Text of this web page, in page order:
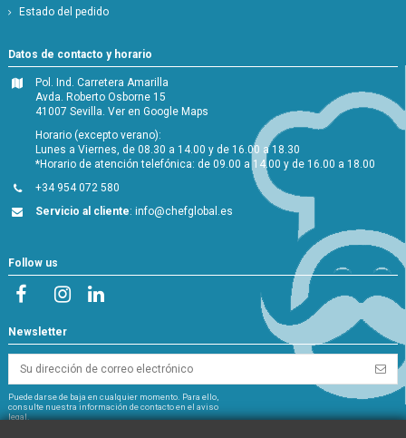
Estado del pedido
Datos de contacto y horario
Pol. Ind. Carretera Amarilla
Avda. Roberto Osborne 15
41007 Sevilla.Ver en Google Maps
Horario (excepto verano):
Lunes a Viernes, de 08.30 a 14.00 y de 16.00 a 18.30
*Horario de atención telefónica: de 09.00 a 14.00 y de 16.00 a 18.00
+34 954 072 580
Servicio al cliente:info@chefglobal.es
Follow us
Newsletter
Puede darse de baja en cualquier momento. Para ello,
consulte nuestra información de contacto en el aviso
legal.